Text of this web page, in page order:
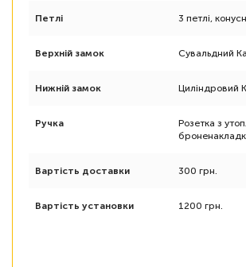
Петлі 3 петлі,
Верхній замок Сувальдний
Нижній замок Циліндровий
Ручка
Розетка з
Вартість доставки 300 грн.
Вартість установки 1200 грн.